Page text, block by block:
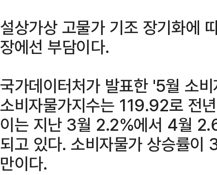
설상가상 고물가 기조 장기화에
장에선 부담이다.
국가데이터처가 발표한 '5월 소
소비자물가지수는 119.92로 전
이는 지난 3월 2.2%에서 4월
되고 있다. 소비자물가 상승률
만이다.